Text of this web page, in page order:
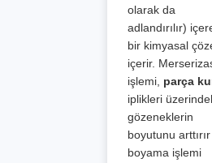
olarak da
adlandırılır)
bir kimyasal
içerir.
işlemi, parça
iplikleri
gözeneklerin
boyutunu
boyama işlemi